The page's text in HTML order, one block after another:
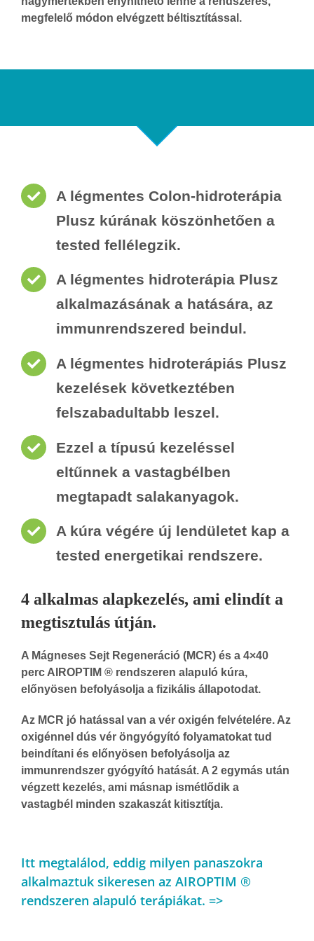
megfelelő módon elvégzett béltisztítással.
A légmentes Colon-hidroterápia
Plusz kúrának köszönhetően a
tested fellélegzik.
A légmentes hidroterápia Plusz
alkalmazásának a hatására, az
immunrendszered beindul.
A légmentes hidroterápiás Plusz
kezelések következtében
felszabadultabb leszel.
Ezzel a típusú kezeléssel
eltűnnek a vastagbélben
megtapadt salakanyagok.
A kúra végére új lendületet kap a
tested energetikai rendszere.
4 alkalmas alapkezelés, ami elindít a
megtisztulás útján.
A Mágneses Sejt Regeneráció (MCR) és a 4×40
perc AIROPTIM ® rendszeren alapuló kúra,
előnyösen befolyásolja a fizikális állapotodat.
Az MCR jó hatással van a vér oxigén felvételére. Az
oxigénnel dús vér öngyógyító folyamatokat tud
beindítani és előnyösen befolyásolja az
immunrendszer gyógyító hatását. A 2 egymás után
végzett kezelés, ami másnap ismétlődik a
vastagbél minden szakaszát kitisztítja.
Itt megtalálod, eddig milyen panaszokra
alkalmaztuk sikeresen az AIROPTIM ®
rendszeren alapuló terápiákat. =>